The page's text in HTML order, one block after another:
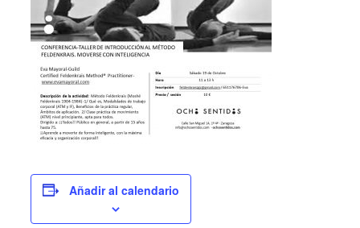
Añadir al calendario